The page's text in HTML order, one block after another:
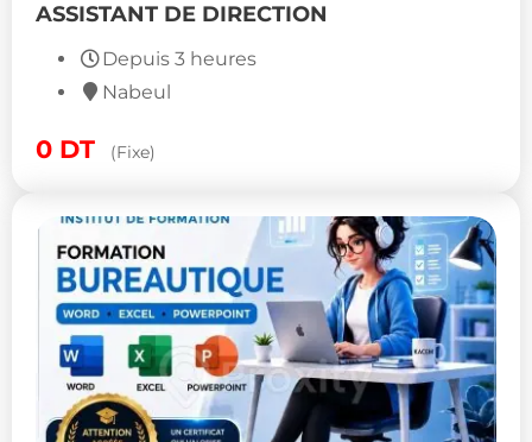
ASSISTANT DE DIRECTION
Depuis 3 heures
Nabeul
0 DT (Fixe)